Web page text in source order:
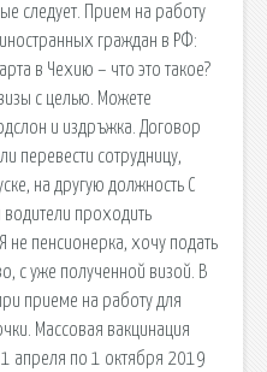
следует. Прием на работу
граждан в РФ:
в Чехию – что это такое?
с целью. Можете
и издръжка. Договор
перевести сотрудницу,
на другую должность С
проходить
не пенсионерка, хочу подать
с уже полученной визой. В
приеме на работу для
Массовая вакцинация
апреля по 1 октября 2019